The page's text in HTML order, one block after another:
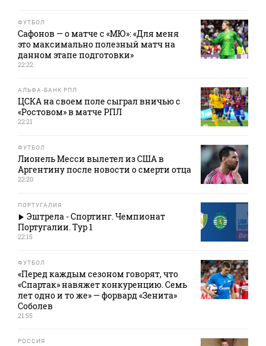
ФУТБОЛ
Сафонов — о матче с «МЮ»: «Для меня
это максимально полезный матч на
данном этапе подготовки»
22:22
АЛЬФА-БАНК РПЛ
ЦСКА на своем поле сыграл вничью с
«Ростовом» в матче РПЛ
22:21
ФУТБОЛ
Лионель Месси вылетел из США в
Аргентину после новости о смерти отца
22:20
ПОРТУГАЛИЯ
Эштрела - Спортинг. Чемпионат
Португалии. Тур 1
22:15
ФУТБОЛ
«Перед каждым сезоном говорят, что
«Спартак» навяжет конкуренцию. Семь
лет одно и то же» — форвард «Зенита»
Соболев
21:55
РОССИЯ